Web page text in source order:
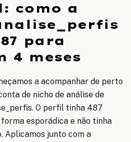
como a
para
4 meses
a acompanhar de perto
de nicho de análise de
O perfil tinha 487
esporádica e não tinha
Aplicamos junto com a